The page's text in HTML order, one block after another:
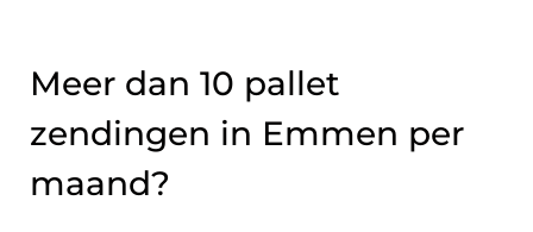
Meer dan 10 pallet
zendingen in Emmen per
maand?